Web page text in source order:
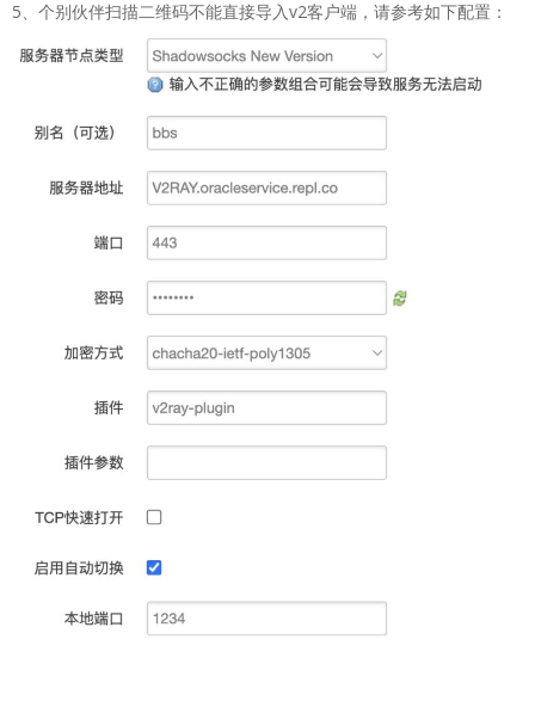
5、个别伙伴扫描二维码不能直接导入v2客户端，请参考如下配置：